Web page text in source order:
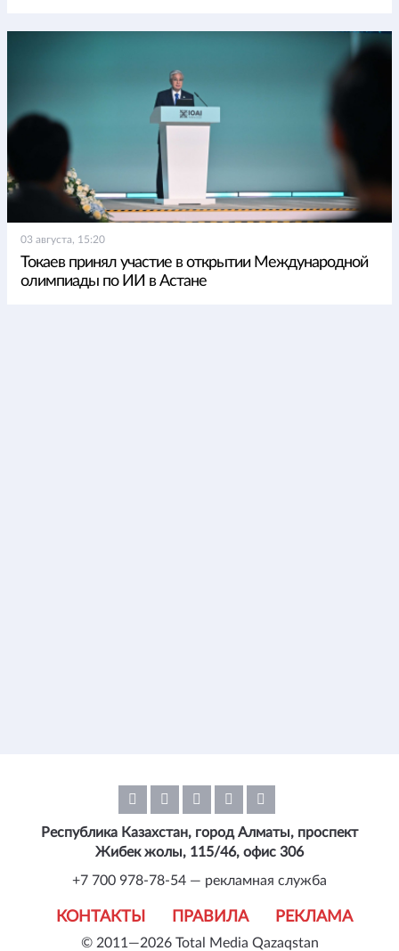
03 августа, 15:20
Токаев принял участие в открытии Международной
олимпиады по ИИ в Астане
© 2011—2026 Total Media Qazaqstan
КОНТАКТЫ ПРАВИЛА РЕКЛАМА
Республика Казахстан, город Алматы, проспект
Жибек жолы, 115/46, офис 306
+7 700 978-78-54 — рекламная служба